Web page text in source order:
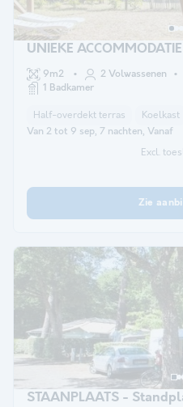
UNIEKE
9m2 2 Volwassenen
1 Badkamer
Half-overdekt terras Koelkast
Van 2 tot 9 sep, 7 nachten, Vanaf
Excl.
Zie
STAANPLAATS -